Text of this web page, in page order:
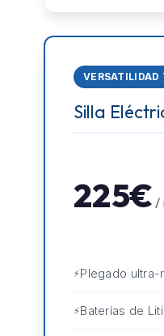
VERSATILIDAD
Silla
225€ /
Plegado
Baterías de